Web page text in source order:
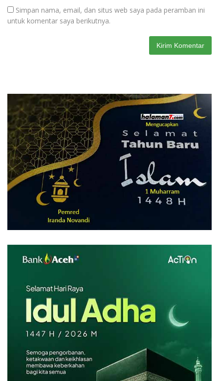
Simpan nama, email, dan situs web saya pada peramban ini
untuk komentar saya berikutnya.